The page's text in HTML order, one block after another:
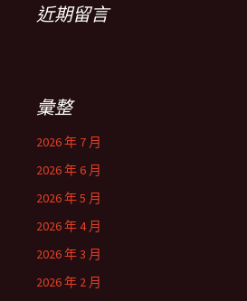
近期留言
彙整
2026 年 7 月
2026 年 6 月
2026 年 5 月
2026 年 4 月
2026 年 3 月
2026 年 2 月